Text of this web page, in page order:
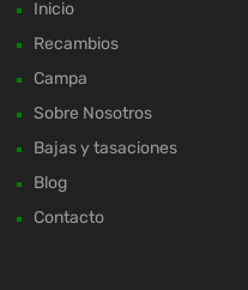
Inicio
Recambios
Campa
Sobre Nosotros
Bajas y tasaciones
Blog
Contacto